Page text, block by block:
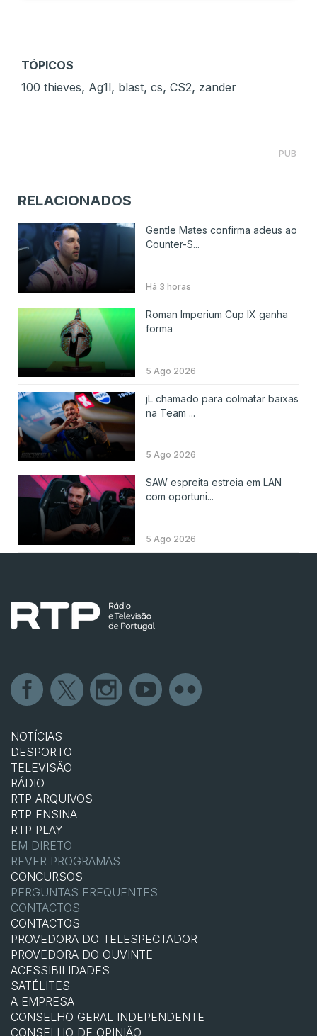
TÓPICOS
100 thieves, Ag1l, blast, cs, CS2, zander
PUB
RELACIONADOS
Gentle Mates confirma adeus ao
Counter-S...
Há 3 horas
Roman Imperium Cup IX ganha
forma
5 Ago 2026
jL chamado para colmatar baixas
na Team ...
5 Ago 2026
SAW espreita estreia em LAN
com oportuni...
5 Ago 2026
NOTÍCIAS
DESPORTO
TELEVISÃO
RÁDIO
RTP ARQUIVOS
RTP ENSINA
RTP PLAY
EM DIRETO
REVER PROGRAMAS
CONCURSOS
PERGUNTAS FREQUENTES
CONTACTOS
CONTACTOS
PROVEDORA DO TELESPECTADOR
PROVEDORA DO OUVINTE
ACESSIBILIDADES
SATÉLITES
A EMPRESA
CONSELHO GERAL INDEPENDENTE
CONSELHO DE OPINIÃO